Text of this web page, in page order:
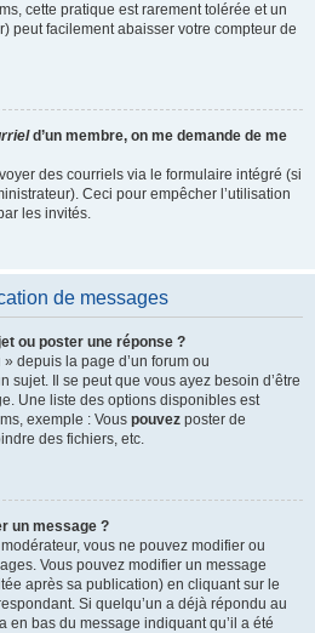
cette pratique est rarement tolérée et un
peut facilement abaisser votre compteur de
d’un membre, on me demande de me
des courriels via le formulaire intégré (si
Ceci pour empêcher l’utilisation
les invités.
de messages
ou poster une réponse ?
depuis la page d’un forum ou
sujet. Il se peut que vous ayez besoin d’être
Une liste des options disponibles est
exemple : Vous pouvez poster de
des fichiers, etc.
un message ?
vous ne pouvez modifier ou
Vous pouvez modifier un message
après sa publication) en cliquant sur le
Si quelqu’un a déjà répondu au
en bas du message indiquant qu’il a été